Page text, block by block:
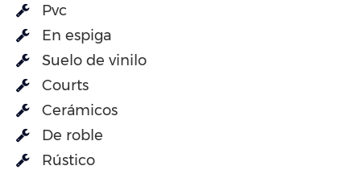
Pvc
En espiga
Suelo de vinilo
Courts
Cerámicos
De roble
Rústico